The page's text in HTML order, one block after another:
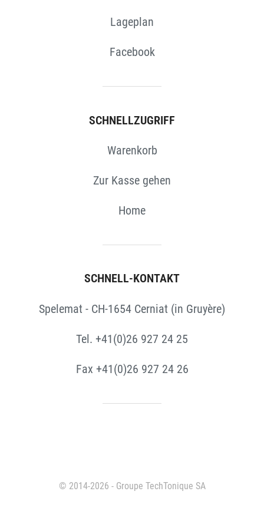
Lageplan
Facebook
SCHNELLZUGRIFF
Warenkorb
Zur Kasse gehen
Home
SCHNELL-KONTAKT
Spelemat - CH-1654 Cerniat (in Gruyère)
Tel. +41(0)26 927 24 25
Fax +41(0)26 927 24 26
© 2014-2026 - Groupe TechTonique SA